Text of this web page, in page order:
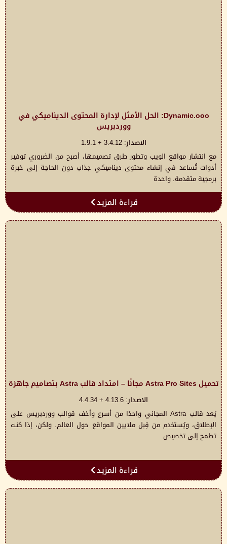
Dynamic.ooo: الحل الأمثل لإدارة المحتوى الديناميكي في
ووردبريس
الاصدار: 3.4.12 + 1.9.1
مع انتشار مواقع الويب وتطور طرق تصميمها، أصبح من الضروري توفير
أدوات تُساعد في إنشاء محتوى ديناميكي جذاب دون الحاجة إلى خبرة
برمجية متقدمة. واحدة
قراءة المزيد
تحميل Astra Pro Sites مجانًا – امتداد قالب Astra بتصاميم جاهزة
الاصدار: 4.13.6 + 4.4.34
يُعد قالب Astra المجاني واحدًا من أسرع وأخف قوالب ووردبريس على
الإطلاق، ويُستخدم من قِبل ملايين المواقع حول العالم. ولكن، إذا كنت
تطمح إلى تخصيص
قراءة المزيد